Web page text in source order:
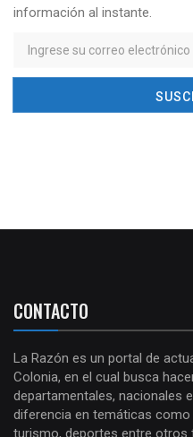
información al instante.
CONTACTO
La Razón es un portal de
Colonia, en el cual busca
departamentales, nacionales
diferencia en temáticas como
turismo, deportes entre otros